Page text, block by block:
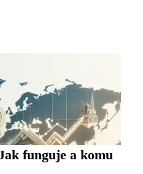
funguje a komu